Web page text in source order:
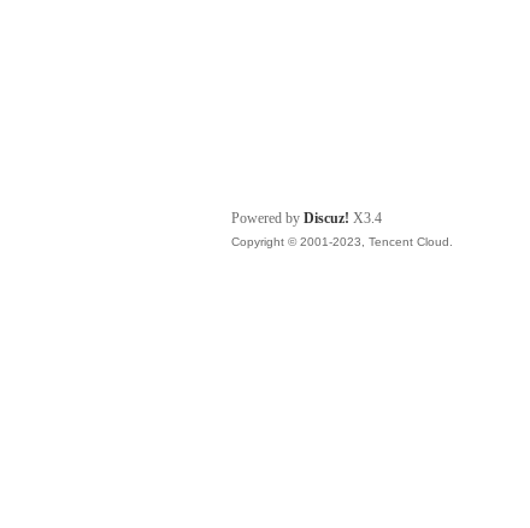
Powered by Discuz! X3.4
Copyright © 2001-2023, Tencent Cloud.